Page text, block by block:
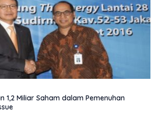
1,2 Miliar Saham dalam Pemenuhan